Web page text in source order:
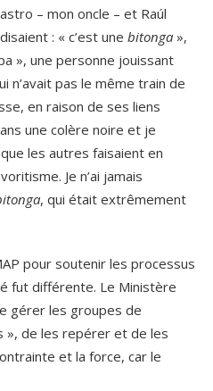
– mon oncle – et Raúl
: « c’est une bitonga »,
», une personne jouissant
n’avait pas le même train de
en raison de ses liens
une colère noire et je
les autres faisaient en
Je n’ai jamais
, qui était extrêmement
pour soutenir les processus
fut différente. Le Ministère
gérer les groupes de
», de les repérer et de les
et la force, car le